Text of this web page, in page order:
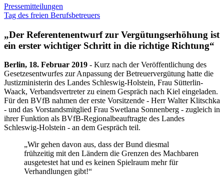
Pressemitteilungen
Tag des freien Berufsbetreuers
„Der Referentenentwurf zur Vergütungserhöhung ist
ein erster wichtiger Schritt in die richtige Richtung“
Berlin, 18. Februar 2019 - Kurz nach der Veröffentlichung des
Gesetzesentwurfes zur Anpassung der Betreuervergütung hatte die
Justizministerin des Landes Schleswig-Holstein, Frau Sütterlin-
Waack, Verbandsvertreter zu einem Gespräch nach Kiel eingeladen.
Für den BVfB nahmen der erste Vorsitzende - Herr Walter Klitschka
- und das Vorstandsmitglied Frau Swetlana Sonnenberg - zugleich in
ihrer Funktion als BVfB-Regionalbeauftragte des Landes
Schleswig-Holstein - an dem Gespräch teil.
„Wir gehen davon aus, dass der Bund diesmal
frühzeitig mit den Ländern die Grenzen des Machbaren
ausgetestet hat und es keinen Spielraum mehr für
Verhandlungen gibt!“